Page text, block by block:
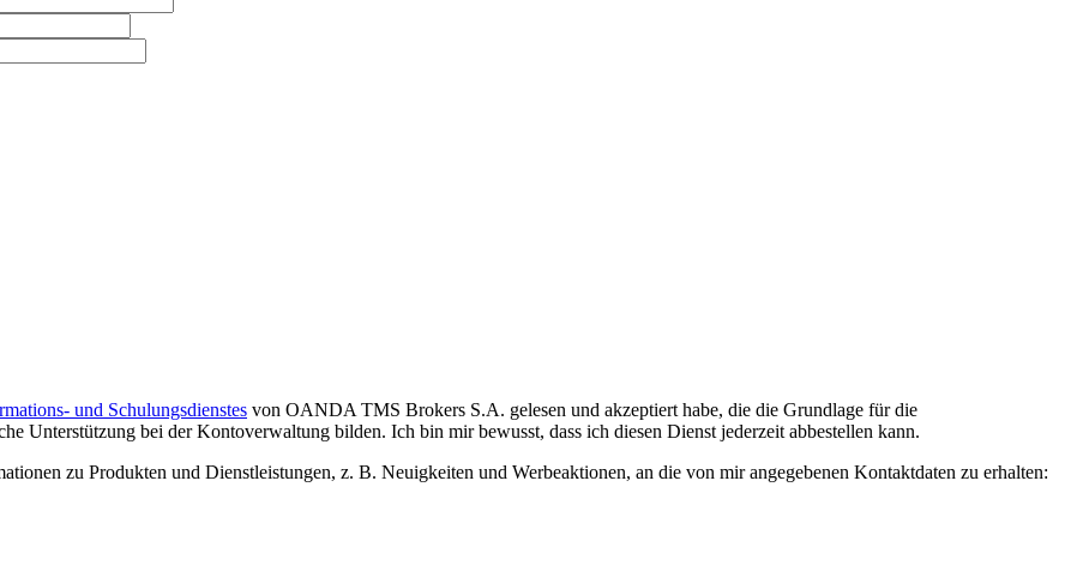
und Schulungsdienstes von OANDA TMS Brokers S.A. gelesen und akzeptiert habe, die die Grundlage für die
Unterstützung bei der Kontoverwaltung bilden. Ich bin mir bewusst, dass ich diesen Dienst jederzeit abbestellen kann.
zu Produkten und Dienstleistungen, z. B. Neuigkeiten und Werbeaktionen, an die von mir angegebenen Kontaktdaten zu erhalten: